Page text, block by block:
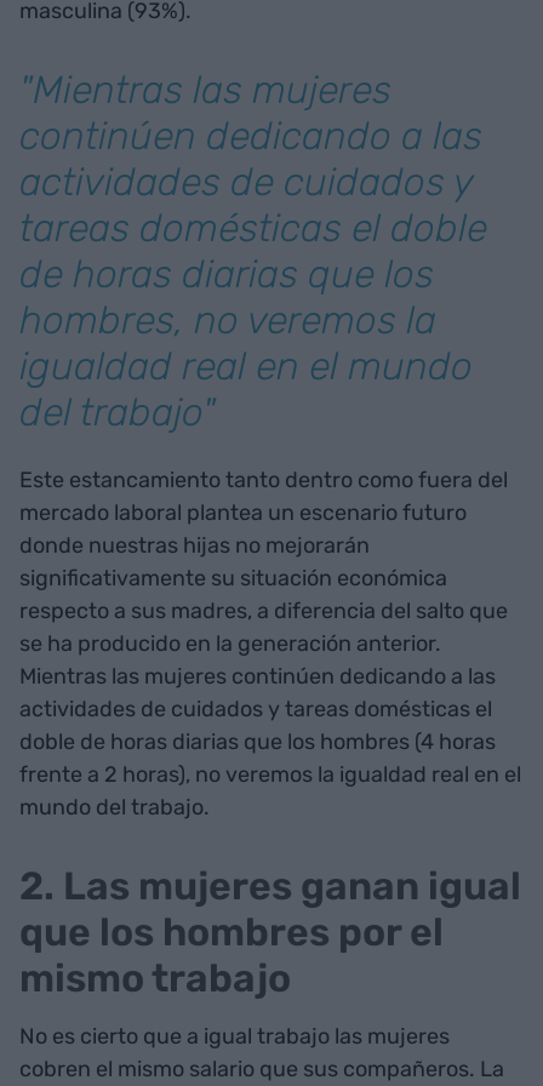
masculina (93%).
"Mientras las mujeres
continúen dedicando a las
actividades de cuidados y
tareas domésticas el doble
de horas diarias que los
hombres, no veremos la
igualdad real en el mundo
del trabajo"
Este estancamiento tanto dentro como fuera del
mercado laboral plantea un escenario futuro
donde nuestras hijas no mejorarán
significativamente su situación económica
respecto a sus madres, a diferencia del salto que
se ha producido en la generación anterior.
Mientras las mujeres continúen dedicando a las
actividades de cuidados y tareas domésticas el
doble de horas diarias que los hombres (4 horas
frente a 2 horas), no veremos la igualdad real en el
mundo del trabajo.
2. Las mujeres ganan igual
que los hombres por el
mismo trabajo
No es cierto que a igual trabajo las mujeres
cobren el mismo salario que sus compañeros. La